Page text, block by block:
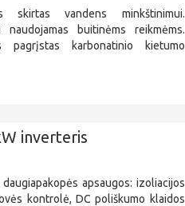
skirtas vandens minkštinimui.
buitinėms reikmėms.
pagrįstas karbonatinio kietumo
inverteris
daugiapakopės apsaugos: izoliacijos
kontrolė, DC poliškumo klaidos